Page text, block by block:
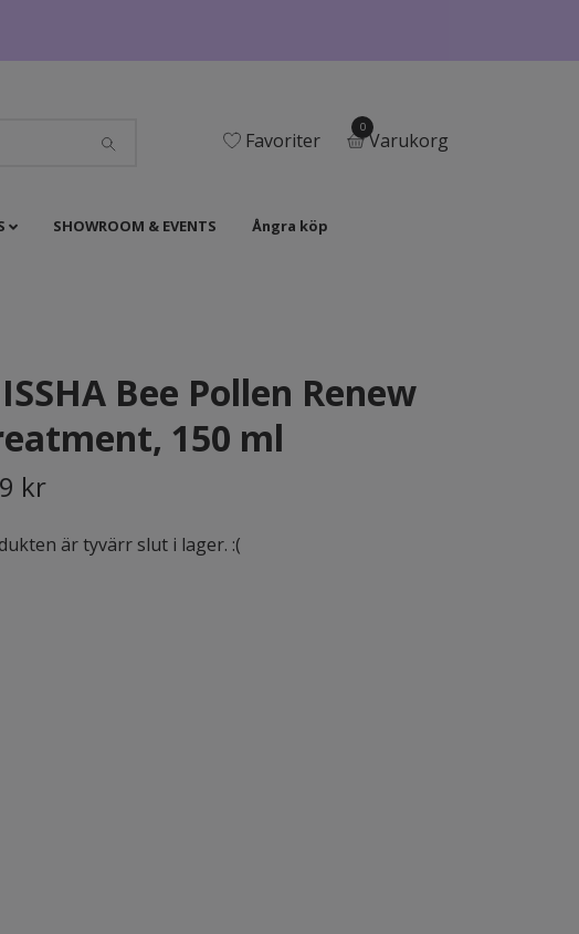
Favoriter
0
Varukorg
SHOWROOM & EVENTS Ångra köp
Bee Pollen Renew
150 ml
kr
är tyvärr slut i lager. :(